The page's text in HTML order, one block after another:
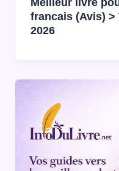
francais (Avis) >
2026